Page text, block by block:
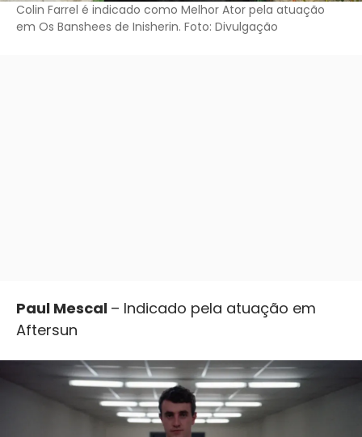
Colin Farrel é indicado como Melhor Ator pela atuação
em Os Banshees de Inisherin. Foto: Divulgação
Paul Mescal – Indicado pela atuação em
Aftersun